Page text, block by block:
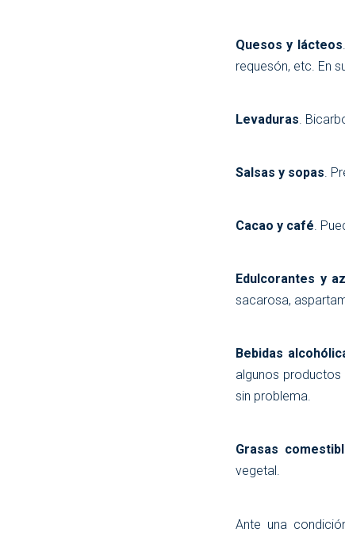
Quesos y lácteos
requesón, etc. En
Levaduras.
Salsas y sopas.
Cacao y café.
Edulcorantes y
sacarosa,
Bebidas
algunos
sin problema.
Grasas
vegetal.
Ante una